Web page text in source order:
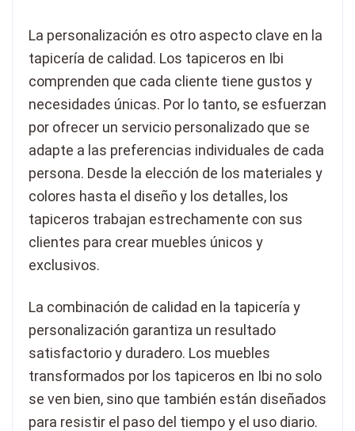
La personalización es otro aspecto clave en la
tapicería de calidad. Los tapiceros en Ibi
comprenden que cada cliente tiene gustos y
necesidades únicas. Por lo tanto, se esfuerzan
por ofrecer un servicio personalizado que se
adapte a las preferencias individuales de cada
persona. Desde la elección de los materiales y
colores hasta el diseño y los detalles, los
tapiceros trabajan estrechamente con sus
clientes para crear muebles únicos y
exclusivos.
La combinación de calidad en la tapicería y
personalización garantiza un resultado
satisfactorio y duradero. Los muebles
transformados por los tapiceros en Ibi no solo
se ven bien, sino que también están diseñados
para resistir el paso del tiempo y el uso diario.